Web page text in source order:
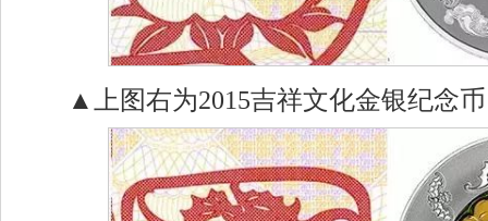
▲上图右为2015吉祥文化金银纪念